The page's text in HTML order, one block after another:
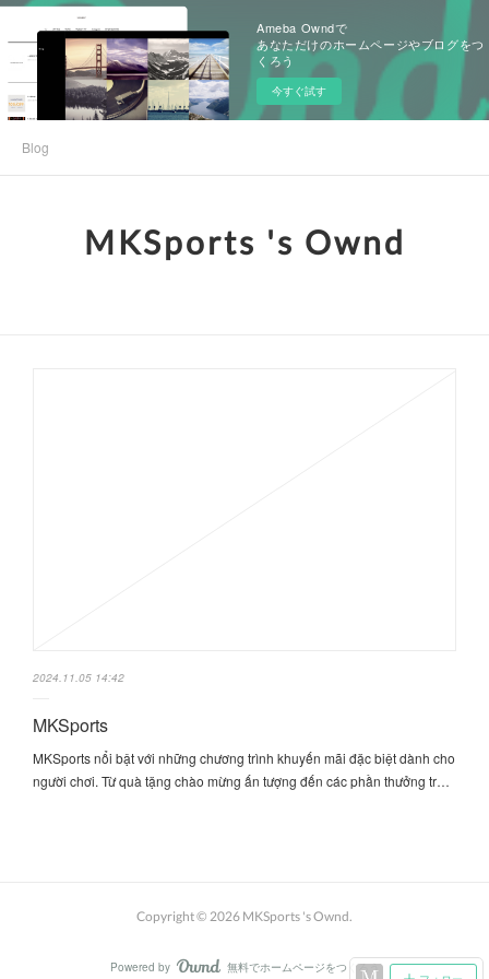
Ameba Owndで
あなただけのホームページやブログをつ
くろう
今すぐ試す
Blog
MKSports 's Ownd
2024.11.05 14:42
MKSports
MKSports nổi bật với những chương trình khuyến mãi đặc biệt dành cho
người chơi. Từ quà tặng chào mừng ấn tượng đến các phần thưởng tr…
Copyright © 2026 MKSports 's Ownd.
Powered by AmebaOwnd
無料でホームページをつくろう